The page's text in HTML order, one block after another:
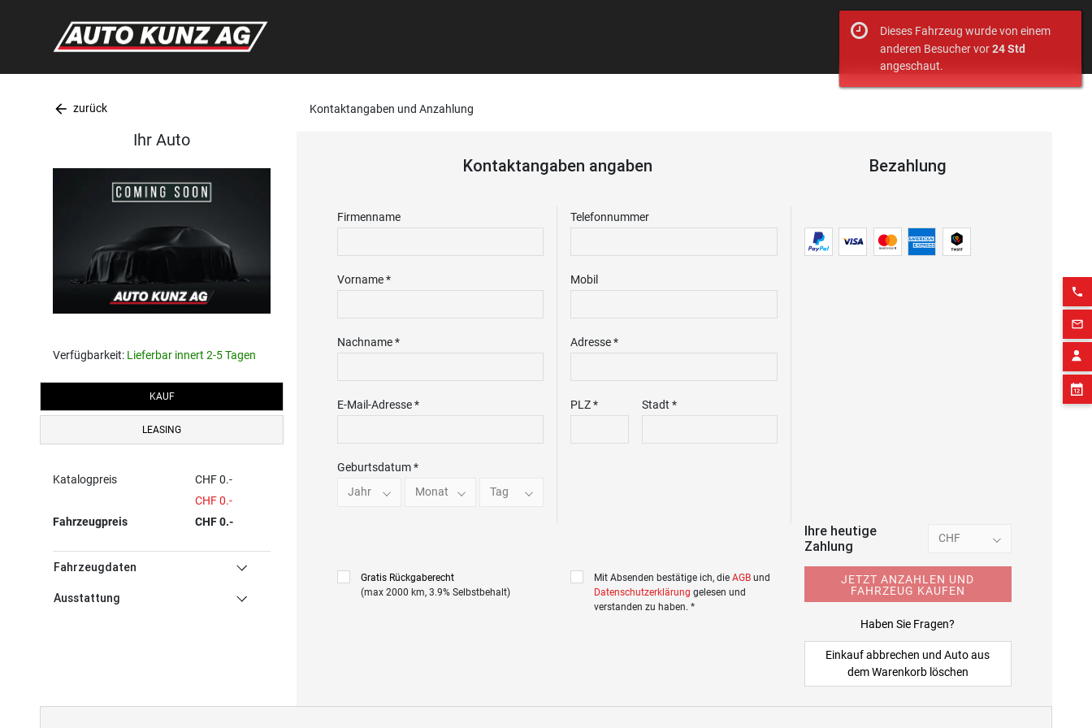
phone
mail_outline
arrow_back zurück
Ihr Auto
Verfügbarkeit: Lieferbar innert 2-5 Tagen
KAUF
LEASING
Katalogpreis
CHF 0.-
CHF 0.-
Fahrzeugpreis
CHF 0.-
Fahrzeugdaten
Ausstattung
Kontaktangaben und Anzahlung
Kontaktangaben angaben
Firmenname
Vorname *
Nachname *
E-Mail-Adresse *
Geburtsdatum *
Jahr
Monat Tag
Telefonnummer
Mobil
Adresse *
PLZ * Stadt *
Bezahlung
Ihre heutige
Zahlung
CHF
Gratis Rückgaberecht
(max 2000 km, 3.9% Selbstbehalt)
Mit Absenden bestätige ich, dieAGB und
Datenschutzerklärung gelesen und
verstanden zu haben. *
JETZT ANZAHLEN UND
FAHRZEUG KAUFEN
Haben Sie Fragen?
Einkauf abbrechen und Auto aus
dem Warenkorb löschen
Dieses Fahrzeug wurde von einem
anderen Besucher vor24 Std
angeschaut.